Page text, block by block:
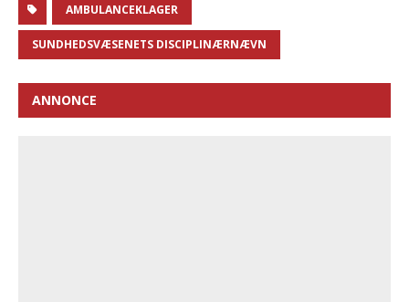
AMBULANCEKLAGER
SUNDHEDSVÆSENETS DISCIPLINÆRNÆVN
ANNONCE